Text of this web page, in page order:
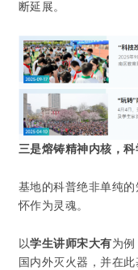
断延展。
三是熔铸精神内核，科
基地的科普绝非单纯
怀作为灵魂。
以学生讲师宋大有为
国内外灭火器，并在